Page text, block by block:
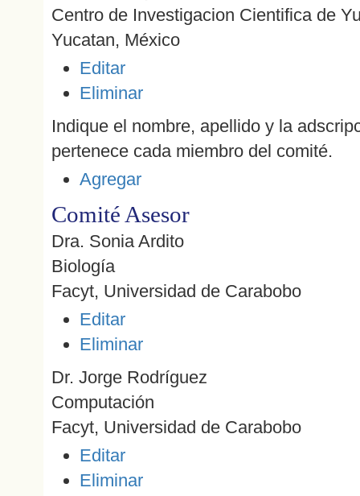
Centro de Investigacion Cientifica de
Yucatan, México
Editar
Eliminar
Indique el nombre, apellido y la
pertenece cada miembro del comité.
Agregar
Comité Asesor
Dra. Sonia Ardito
Biología
Facyt, Universidad de Carabobo
Editar
Eliminar
Dr. Jorge Rodríguez
Computación
Facyt, Universidad de Carabobo
Editar
Eliminar